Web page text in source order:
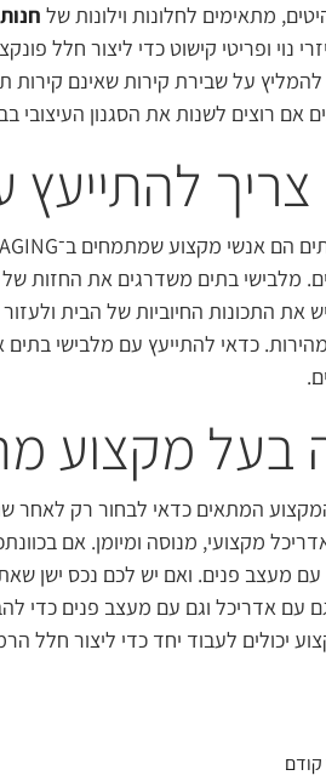
מתאימים לחלונות וילונות של
נוי ופריטי קישוט כדי ליצור חלל
להמליץ על שבירת קירות שאינם
אם רוצים לשנות את הסגנון העיצובי
מלבישי בתים משדרגים את החזות של
את התכונות החיוביות של הבית
כדאי להתייעץ עם מלבישי בתים
בעל מקצוע
המתאים כדאי לבחור רק לאחר
מקצועי, מנוסה ומיומן. אם
עם מעצב פנים. ואם יש לכם נכס ישן
עם אדריכל וגם עם מעצב פנים כדי
יכולים לעבוד יחד כדי ליצור חלל